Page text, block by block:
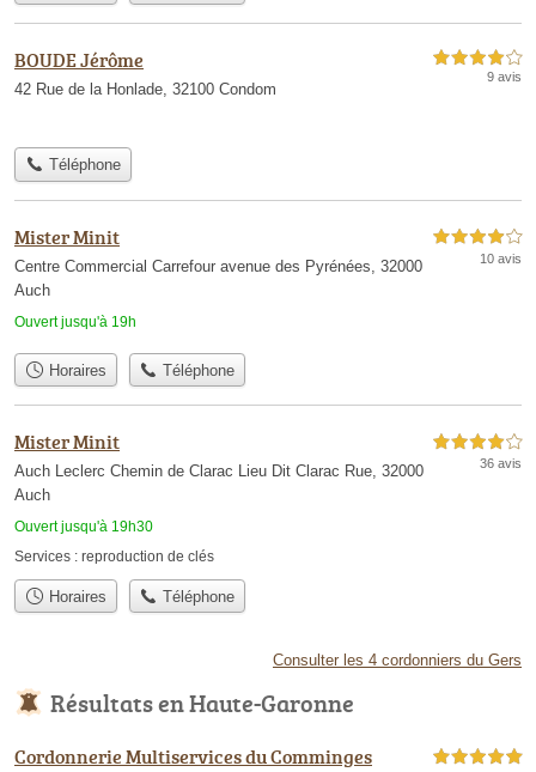
BOUDE Jérôme
42 Rue de la Honlade, 32100 Condom
4,0 étoiles sur 5
9 avis
Téléphone
Mister Minit
Centre Commercial Carrefour avenue des Pyrénées, 32000
Auch
Ouvert jusqu'à 19h
4,0 étoiles sur 5
10 avis
Horaires Téléphone
Mister Minit
Auch Leclerc Chemin de Clarac Lieu Dit Clarac Rue, 32000
Auch
Ouvert jusqu'à 19h30
4,0 étoiles sur 5
36 avis
Services : reproduction de clés
Horaires Téléphone
Consulter les 4 cordonniers du Gers
Résultats en Haute-Garonne
Cordonnerie Multiservices du Comminges 5,0 étoiles sur 5